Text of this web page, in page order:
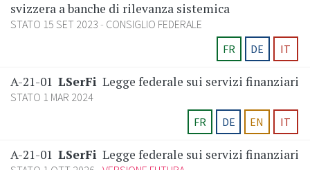
svizzera a banche di rilevanza sistemica
STATO 15 SET 2023
CONSIGLIO FEDERALE
FR
DE IT
A-21-01 LSerFi Legge federale sui servizi finanziari
STATO 1 MAR 2024
FR
DE EN IT
A-21-01 LSerFi Legge federale sui servizi finanziari